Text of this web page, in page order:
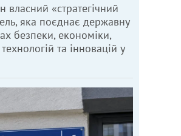
власний «стратегічний
яка поєднає державну
безпеки, економіки,
та інновацій у